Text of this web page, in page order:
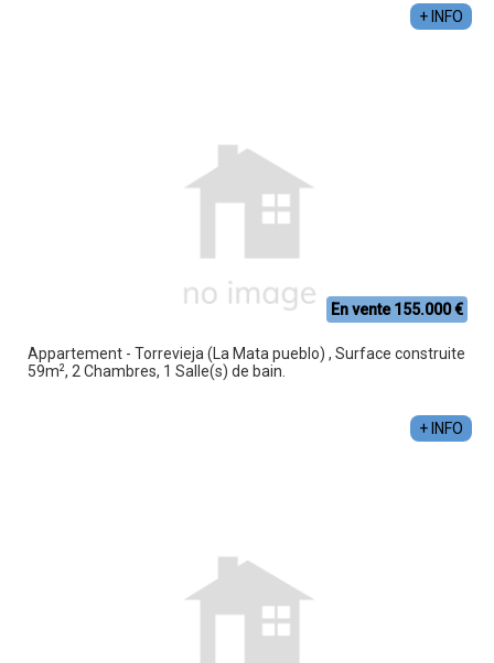
+ INFO
En vente 155.000 €
Appartement - Torrevieja (La Mata pueblo) , Surface construite
59m2, 2 Chambres, 1 Salle(s) de bain.
+ INFO